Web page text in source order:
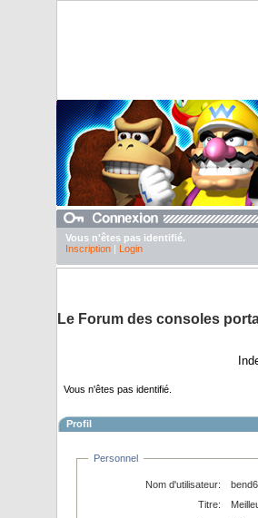
Vous n'êtes pas identifié.
Inscription| Login
Le Forum des consoles
Vous n'êtes pas identifié.
Profil
Personnel
Nom d'utilisateur:
Titre: